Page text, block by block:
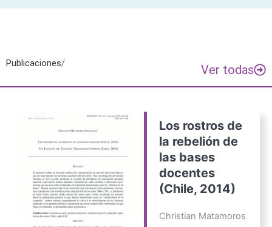
Publicaciones/ Ver todas
Los rostros de
la rebelión de
las bases
docentes
(Chile, 2014)
Christian Matamoros